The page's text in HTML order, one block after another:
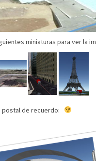
miniaturas para ver la
postal de recuerdo: